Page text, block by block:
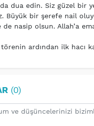
dua edin. Siz güzel bir
Büyük bir şerefe nail
de nasip olsun. Allah’a
ardından ilk hacı
(0)